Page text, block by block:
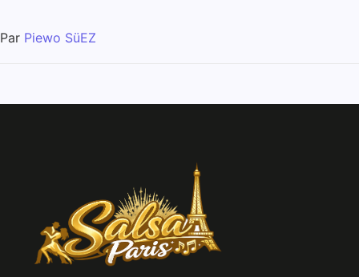
Par Piewo SüEZ